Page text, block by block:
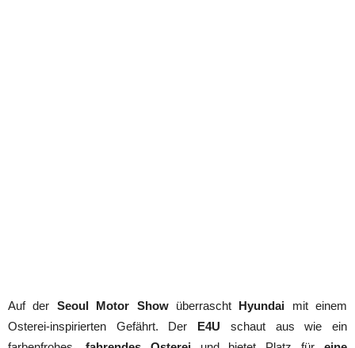
Auf der Seoul Motor Showüberrascht Hyundai mit einem
Osterei-inspirierten Gefährt. Der E4U schaut aus wie ein